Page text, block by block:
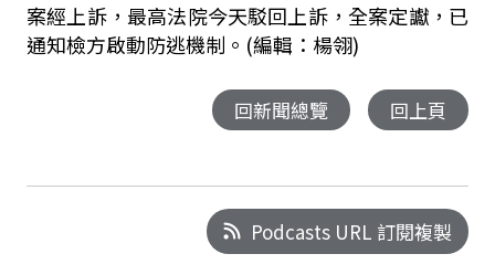
案經上訴，最高法院今天駁回上訴，全案定讞，已
通知檢方啟動防逃機制。(編輯：楊翎)
回新聞總覽 回上頁
Podcasts URL 訂閱複製